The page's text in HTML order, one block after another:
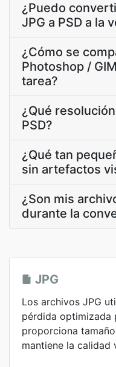
¿Puedo
JPG a PSD a la
¿Cómo se
Photoshop /
tarea?
¿Qué
PSD?
¿Qué tan
sin artefactos
¿Son mis
durante la
JPG
Los archivos JPG
pérdida optimizada
proporciona
mantiene la calidad